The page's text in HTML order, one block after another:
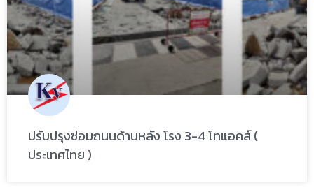
ปรับปรุงซ่อมถนนด้านหลัง โรง 3-4 โทแอคส์ (
ประเทศไทย )